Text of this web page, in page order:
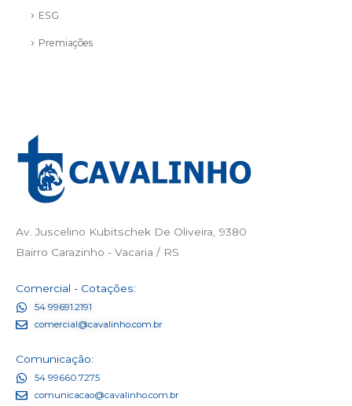
ESG
Premiações
Av. Juscelino Kubitschek De Oliveira, 9380
Bairro Carazinho - Vacaria / RS
Comercial - Cotações:
54 99691.2191
comercial@cavalinho.com.br
Comunicação:
54 99660.7275
comunicacao@cavalinho.com.br